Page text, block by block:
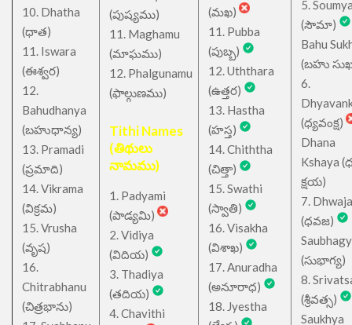
10. Dhatha
(ధాత)
11. Iswara
(ఈశ్వర)
12.
Bahudhanya
(బహుధాన్య)
13. Pramadi
(ప్రమాది)
14. Vikrama
(విక్రమ)
15. Vrusha
(వృష)
16.
Chitrabhanu
(చిత్రభాను)
(పుష్యము)
11. Maghamu
(మాఘము)
12. Phalgunamu
(ఫాల్గుణము)
Tithi Names
(తిథులు
నామము)
1. Padyami
(పాడ్యమి)
2. Vidiya
(విదియ)
3. Thadiya
(తదియ)
4. Chavithi
(మఖ)
11. Pubba
(పుబ్బ)
12. Uththara
(ఉత్తర)
13. Hastha
(హస్త)
14. Chiththa
(చిత్తా)
15. Swathi
(స్వాతి)
16. Visakha
(విశాఖ)
17. Anuradha
(అనూరాధ)
18. Jyestha
5.
(సౌమా)
Bahu
(బహు
6.
(ధ్యవంక్ష)
Dhana
Kshaya
క్షయ)
7. Dhwaja
(ధవజ)
(సుభాగ్య)
8.
(శ్రీవత్స)
Saukhya